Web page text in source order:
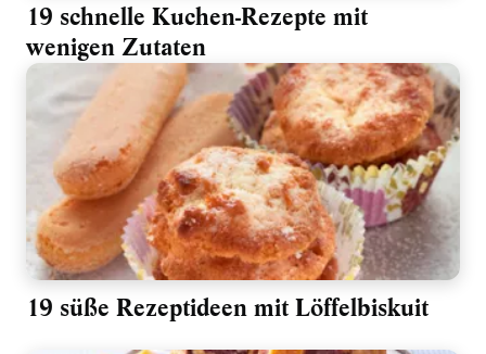
19 schnelle Kuchen-Rezepte mit
wenigen Zutaten
19 süße Rezeptideen mit Löffelbiskuit